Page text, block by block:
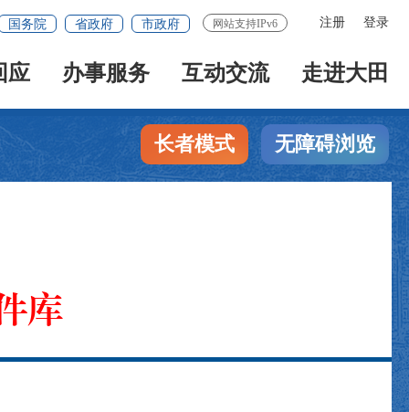
注册 登录
国务院 省政府 市政府 网站支持IPv6
应 办事服务 互动交流 走进大田
长者模式 无障碍浏览
库